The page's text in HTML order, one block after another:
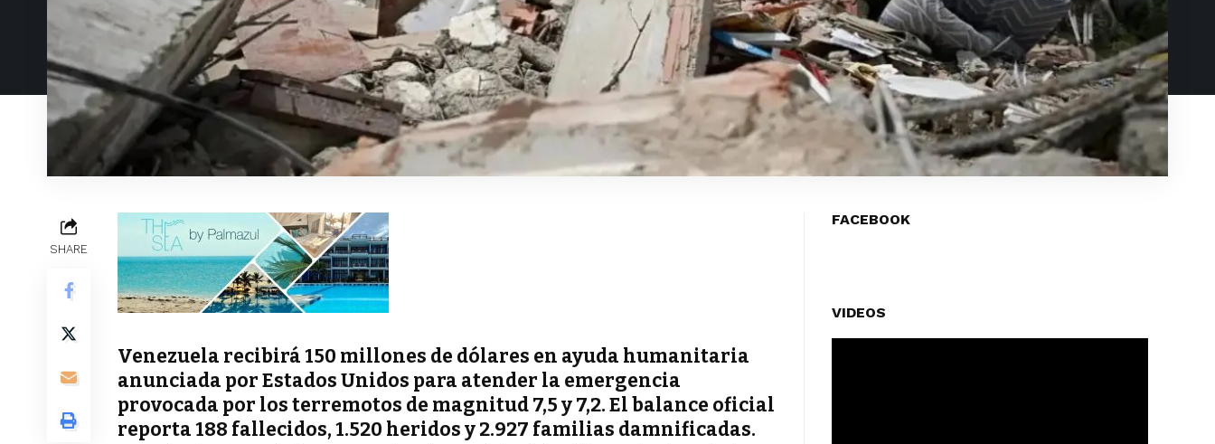
SHARE
Venezuela recibirá 150 millones de dólares en ayuda humanitaria
anunciada por Estados Unidos para atender la emergencia
provocada por los terremotos de magnitud 7,5 y 7,2. El balance oficial
reporta 188 fallecidos, 1.520 heridos y 2.927 familias damnificadas.
FACEBOOK
VIDEOS